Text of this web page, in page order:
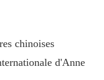
chinoises
d'Anne